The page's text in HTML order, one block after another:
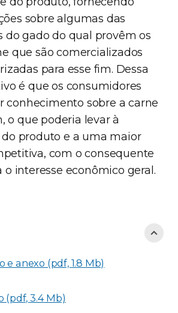
sobre algumas das
do gado do qual provêm os
que são comercializados
para esse fim. Dessa
é que os consumidores
conhecimento sobre a carne
o que poderia levar à
produto e a uma maior
com o consequente
o interesse econômico geral.
e anexo (pdf, 1.8 Mb)
(pdf, 3.4 Mb)